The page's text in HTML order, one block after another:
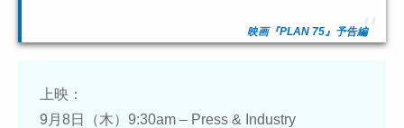
映画『PLAN 75』予告編
上映：
9月8日（木）9:30am – Press & Industry